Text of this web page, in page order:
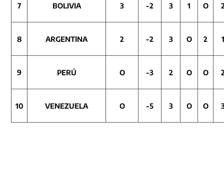
7 BOLIVIA 3 -2 3 1 O
8 ARGENTINA 2 -2 3 O 2 1
9 PERÚ O -3 2 O O
10 VENEZUELA O -5 3 O O